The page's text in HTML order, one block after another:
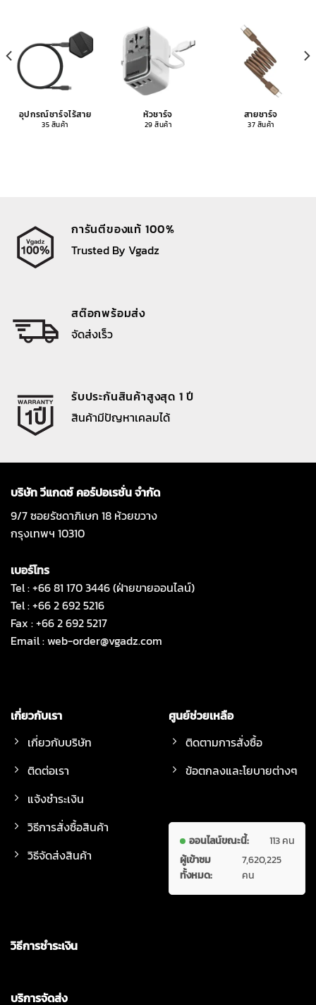
อุปกรณ์ชาร์จไร้สาย
35 สินค้า
หัวชาร์จ
29 สินค้า
สายชาร์จ
37 สินค้า
การันตีของแท้ 100%
Trusted By Vgadz
สต๊อกพร้อมส่ง
จัดส่งเร็ว
รับประกันสินค้าสูงสุด 1 ปี
สินค้ามีปัญหาเคลมได้
บริษัท วีแกดซ์ คอร์ปอเรชั่น จำกัด
9/7 ซอยรัชดาภิเษก 18 ห้วยขวาง
กรุงเทพฯ 10310
เบอร์โทร
Tel : +66 81 170 3446 (ฝ่ายขายออนไลน์)
Tel : +66 2 692 5216
Fax : +66 2 692 5217
Email :web-order@vgadz.com
เกี่ยวกับเรา
เกี่ยวกับบริษัท
ติดต่อเรา
แจ้งชำระเงิน
วิธีการสั่งซื้อสินค้า
วิธีจัดส่งสินค้า
ศูนย์ช่วยเหลือ
ติดตามการสั่งซื้อ
ข้อตกลงและโยบายต่างๆ
ออนไลน์ขณะนี้:
113 คน
ผู้เข้าชม
ทั้งหมด:
7,620,225
คน
วิธีการชำระเงิน
บริการจัดส่ง